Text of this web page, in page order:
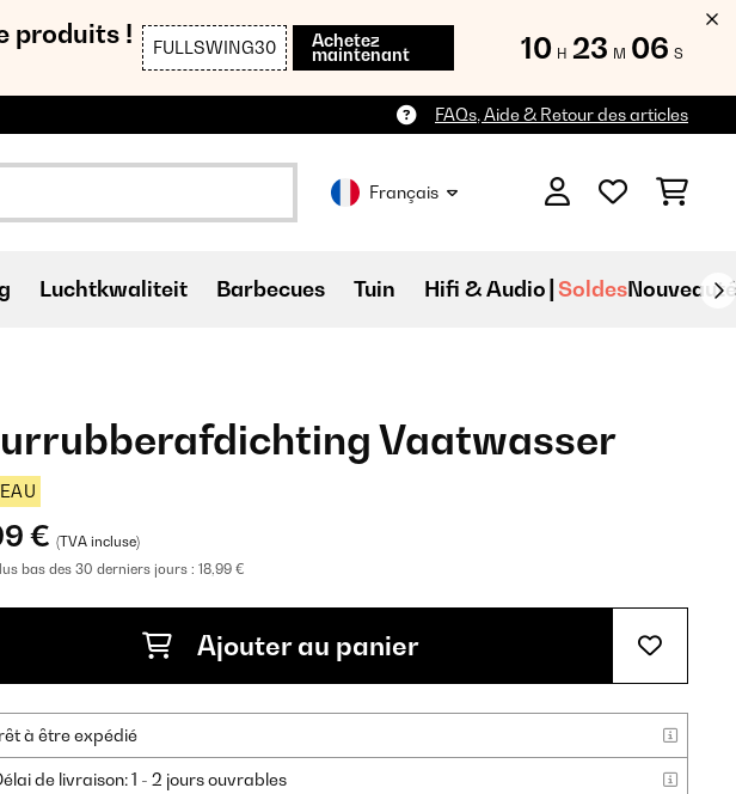
produits ! FULLSWING30 Achetez
maintenant 10 H 23 M 05 S
FAQs, Aide & Retour des articles
Français
Luchtkwaliteit Barbecues Tuin Hifi & Audio Soldes
Vaatwasser
€ (TVA incluse)
bas des 30 derniers jours : 18,99 €
Ajouter au panier
à être expédié
de livraison: 1 - 2 jours ouvrables